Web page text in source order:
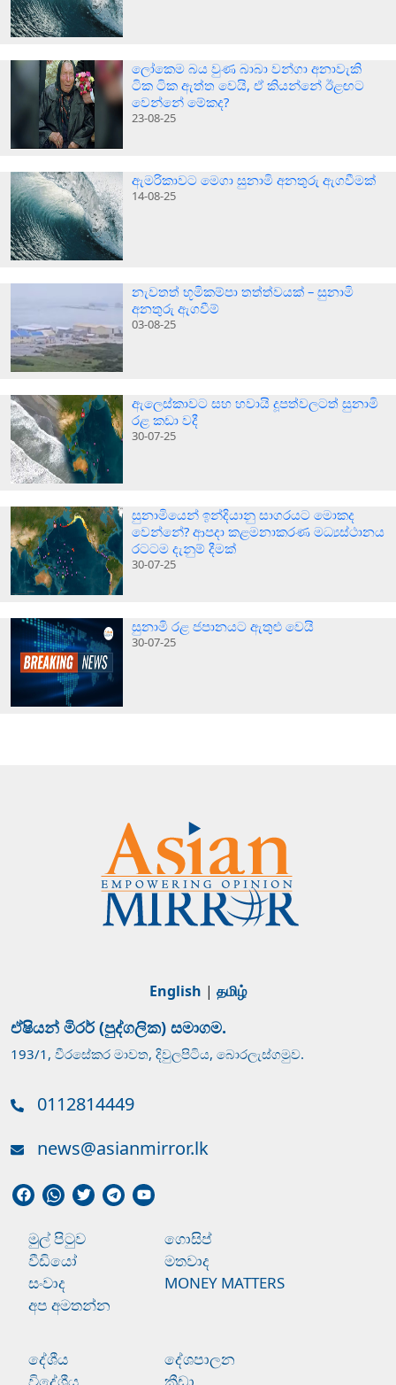
ලෝකෙම බය වුණ බාබා වන්ගා අනාවැකි
ටික ටික ඇත්ත වෙයි, ඒ කියන්නේ ඊළඟට
වෙන්නේ මේකද?
23-08-25
ඇමරිකාවට මෙගා සුනාමි අනතුරු ඇගවීමක්
14-08-25
නැවතත් භූමිකම්පා තත්ත්වයක් – සුනාමි
අනතුරු ඇගවීම්
03-08-25
ඇලෙස්කාවට සහ හවායි දූපත්වලටත් සුනාමි
රළ කඩා වදී
30-07-25
සුනාමියෙන් ඉන්දියානු සාගරයට මොකද
වෙන්නේ? ආපදා කළමනාකරණ මධ්‍යස්ථානය
රටටම දැනුම් දීමක්
30-07-25
සුනාමි රළ ජපානයට ඇතුළු වෙයි
30-07-25
English | தமிழ்
ඒෂියන් මිරර් (පුද්ගලික) සමාගම.
193/1, වීරසේකර මාවත, දිවුලපිටිය, බොරලැස්ගමුව.
0112814449
news@asianmirror.lk
මුල් පිටුව
ගොසිප්
වීඩියෝ
මතවාද
සංවාද
MONEY MATTERS
අප අමතන්න
දේශීය
දේශපාලන
විදේශීය
ක්‍රීඩා